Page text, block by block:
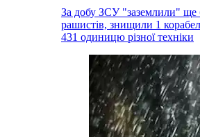
За добу ЗСУ "заземлили" ще
рашистів, знищили 1
431 одиницю різної техніки